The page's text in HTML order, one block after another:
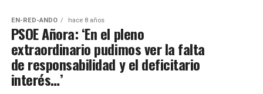
EN-RED-ANDO hace 8 años
PSOE Añora: ‘En el pleno
extraordinario pudimos ver la falta
de responsabilidad y el deficitario
interés…’